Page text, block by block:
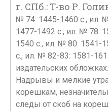
г. СПб.: Т-во Р.
№ 74: 1445-1460 с., ил.
1477-1492 с., ил. № 78:
1540 с., ил. № 80: 1541-
с., ил. № 82-83: 1581-
издательских
Надрывы и мелкие
корешкам,
следы от скоб на